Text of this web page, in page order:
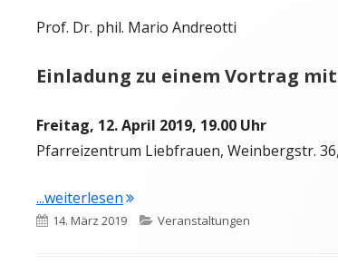
Prof. Dr. phil. Mario Andreotti
Einladung zu einem Vortrag
Freitag, 12. April 2019, 19.00 Uhr
Pfarreizentrum Liebfrauen, Weinbergstr.
...weiterlesen"Nicht Schulreform, sondern
Veröffentlicht
14. März 2019 Kategorien
Veranstaltungen